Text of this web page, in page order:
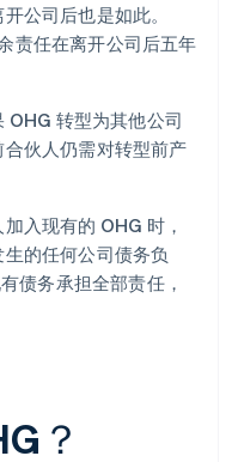
公司后也是如此。
责任在离开公司后五年
OHG 转型为其他公司
伙人仍需对转型前产
入现有的 OHG 时，
的任何公司债务负
债务承担全部责任，
？